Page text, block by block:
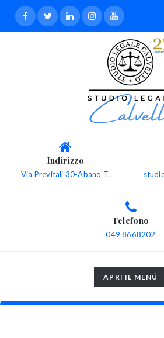
Indirizzo
Via Previtali 30-Abano T.
Telefono
049 8668202
TOGGLE
NAVIGATION
APRI IL MENÚ